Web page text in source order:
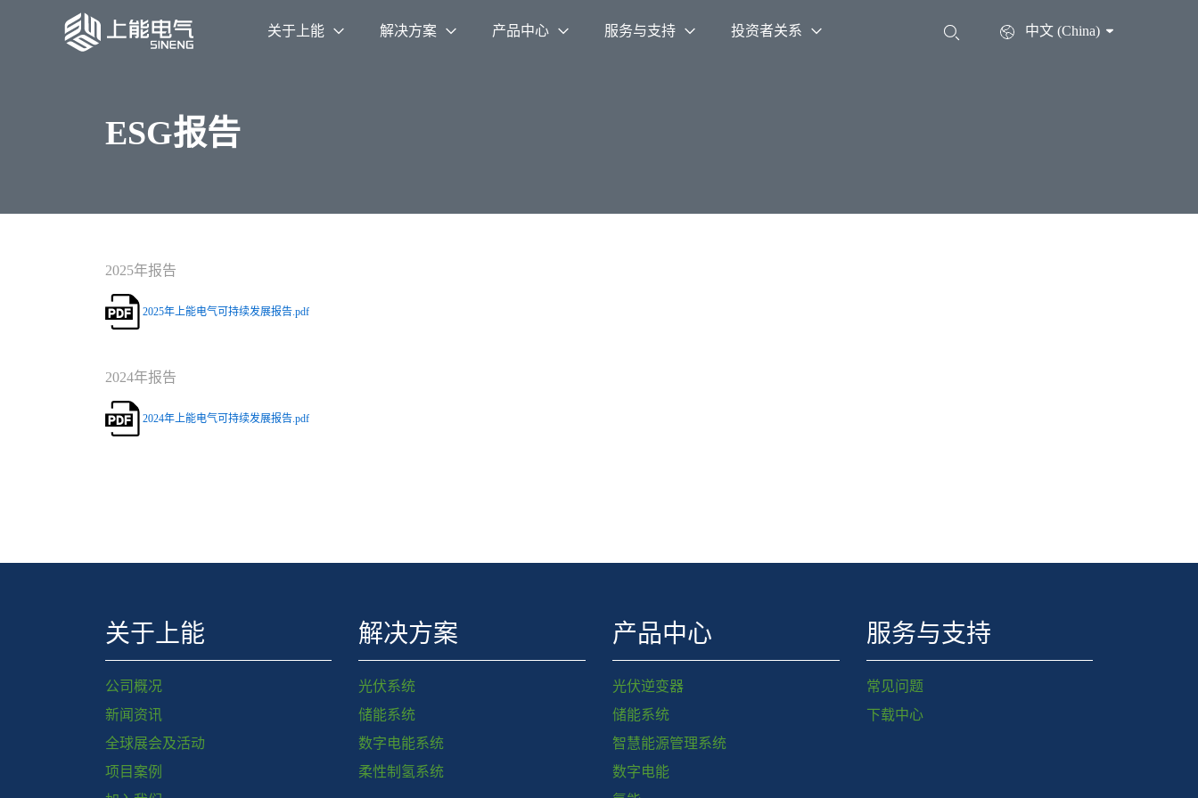
关于上能 解决方案 产品中心 服务与支持 投资者关系 中文 (China)
ESG报告
2025年报告
2025年上能电气可持续发展报告.pdf
2024年报告
2024年上能电气可持续发展报告.pdf
关于上能
公司概况
新闻资讯
全球展会及活动
项目案例
解决方案
光伏系统
储能系统
数字电能系统
柔性制氢系统
产品中心
光伏逆变器
储能系统
智慧能源管理系统
数字电能
服务与支持
常见问题
下载中心